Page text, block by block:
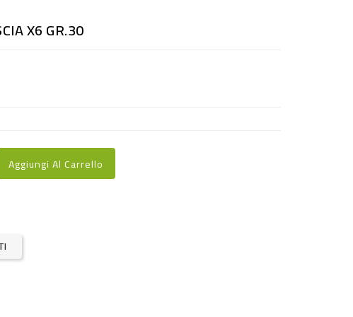
X6 GR.30
Aggiungi Al Carrello